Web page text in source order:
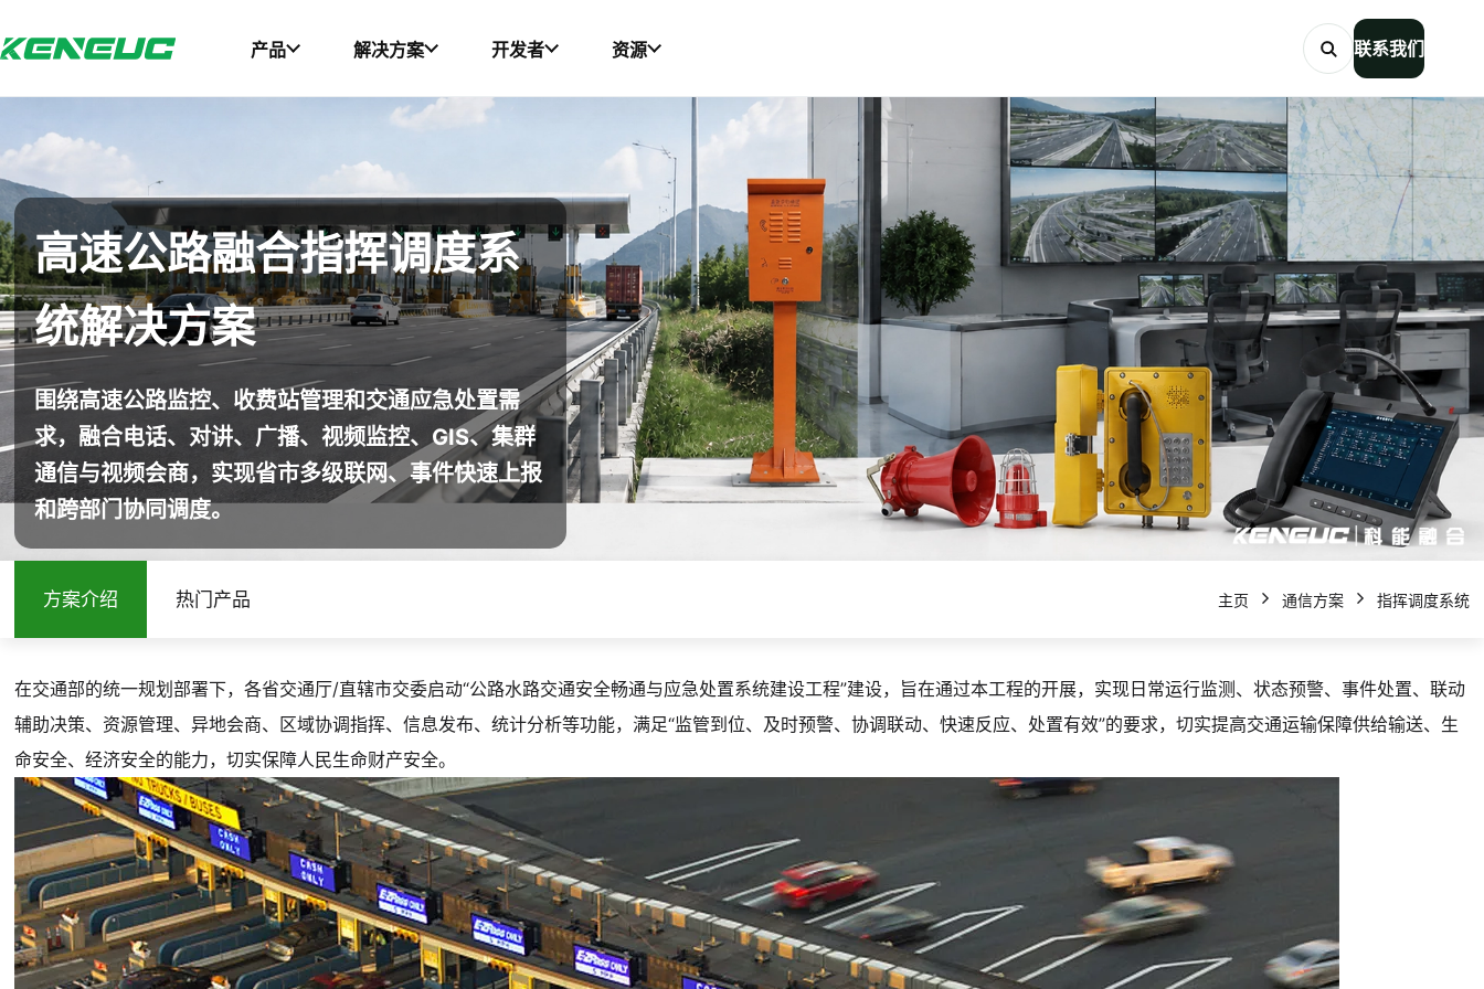
产品 解决方案 开发者 资源 搜索联系我们
科能融合网站导航摘要：网站包含产品、解决方案、开发者、资源、关于我们、成功案例和联系我们等内容。
高速公路融合指挥调度系
统解决方案
围绕高速公路监控、收费站管理和交通应急处置需
求，融合电话、对讲、广播、视频监控、GIS、集群
通信与视频会商，实现省市多级联网、事件快速上报
和跨部门协同调度。
方案介绍 热门产品 主页 通信方案 指挥调度系统
在交通部的统一规划部署下，各省交通厅/直辖市交委启动“公路水路交通安全畅通与应急处置系统建设工程”建设，旨在通过本工程的开展，实现日常运行监测、状态预警、事件处置、联动
辅助决策、资源管理、异地会商、区域协调指挥、信息发布、统计分析等功能，满足“监管到位、及时预警、协调联动、快速反应、处置有效”的要求，切实提高交通运输保障供给输送、生
命安全、经济安全的能力，切实保障人民生命财产安全。